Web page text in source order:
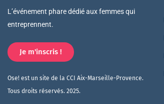
L’événement phare dédié aux femmes qui
entreprennent.
Je m'inscris !
Ose! est un site de la CCI Aix-Marseille-Provence.
Tous droits réservés. 2025.